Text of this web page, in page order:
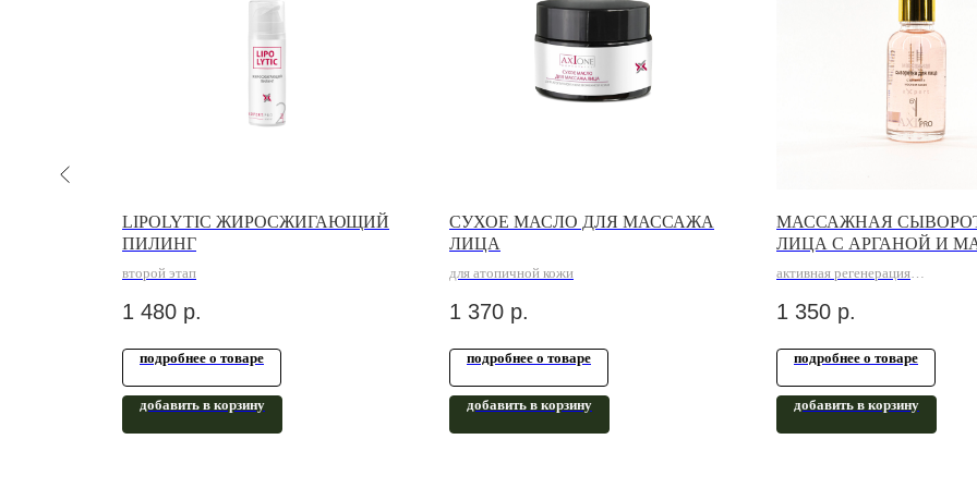
LIPOLYTIC ЖИРОСЖИГАЮЩИЙ
ПИЛИНГ
второй этап
1 480 р.
подробнее о товаре
добавить в корзину
СУХОЕ МАСЛО ДЛЯ МАССАЖА
ЛИЦА
для атопичной кожи
1 370 р.
подробнее о товаре
добавить в корзину
МАССАЖНАЯ
ЛИЦА С АРГАНОЙ И
активная регенерация
1 350 р.
подробнее о товаре
добавить в корзину